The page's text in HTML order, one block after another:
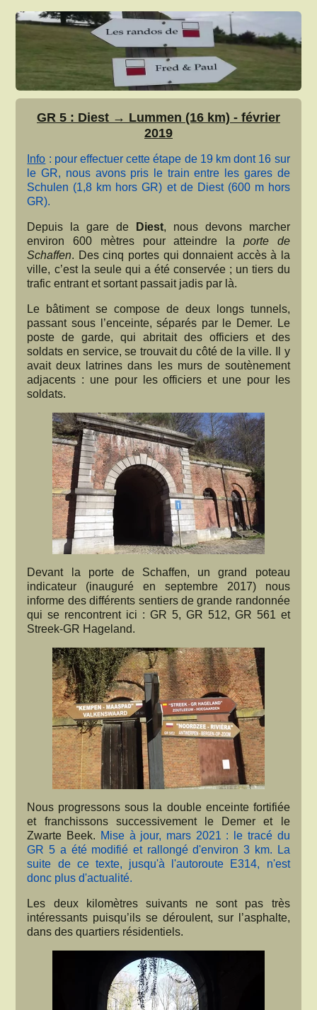
GR 5 : Diest → Lummen (16 km) - février
2019
Info : pour effectuer cette étape de 19 km dont 16 sur
le GR, nous avons pris le train entre les gares de
Schulen (1,8 km hors GR) et de Diest (600 m hors
GR).
Depuis la gare de Diest, nous devons marcher
environ 600 mètres pour atteindre la porte de
Schaffen. Des cinq portes qui donnaient accès à la
ville, c’est la seule qui a été conservée ; un tiers du
trafic entrant et sortant passait jadis par là.
Le bâtiment se compose de deux longs tunnels,
passant sous l’enceinte, séparés par le Demer. Le
poste de garde, qui abritait des officiers et des
soldats en service, se trouvait du côté de la ville. Il y
avait deux latrines dans les murs de soutènement
adjacents : une pour les officiers et une pour les
soldats.
Devant la porte de Schaffen, un grand poteau
indicateur (inauguré en septembre 2017) nous
informe des différents sentiers de grande randonnée
qui se rencontrent ici : GR 5, GR 512, GR 561 et
Streek-GR Hageland.
Nous progressons sous la double enceinte fortifiée
et franchissons successivement le Demer et le
Zwarte Beek. Mise à jour, mars 2021 : le tracé du
GR 5 a été modifié et rallongé d'environ 3 km. La
suite de ce texte, jusqu'à l'autoroute E314, n'est
donc plus d'actualité.
Les deux kilomètres suivants ne sont pas très
intéressants puisqu’ils se déroulent, sur l’asphalte,
dans des quartiers résidentiels.